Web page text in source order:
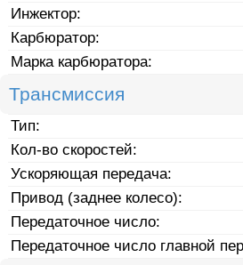
Инжектор:
Карбюратор:
Марка карбюратора:
Трансмиссия
Тип:
Кол-во скоростей:
Ускоряющая передача:
Привод (заднее колесо):
Передаточное число:
Передаточное число главной